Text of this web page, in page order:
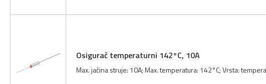
Osigurač temperaturni 142°C, 10A
Max. jačina struje: 10A; Max. temperatura: 142°C; Vrsta: